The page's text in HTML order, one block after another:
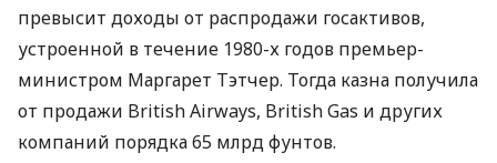
превысит доходы от распродажи госактивов,
устроенной в течение 1980-х годов премьер-
министром Маргарет Тэтчер. Тогда казна получила
от продажи British Airways, British Gas и других
компаний порядка 65 млрд фунтов.